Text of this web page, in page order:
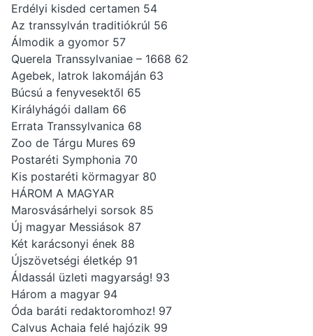
Erdélyi kisded certamen 54
Az transsylván traditiókrúl 56
Álmodik a gyomor 57
Querela Transsylvaniae – 1668 62
Agebek, latrok lakomáján 63
Búcsú a fenyvesektől 65
Királyhágói dallam 66
Errata Transsylvanica 68
Zoo de Tárgu Mures 69
Postaréti Symphonia 70
Kis postaréti körmagyar 80
HÁROM A MAGYAR
Marosvásárhelyi sorsok 85
Új magyar Messiások 87
Két karácsonyi ének 88
Újszövetségi életkép 91
Áldassál üzleti magyarság! 93
Három a magyar 94
Óda baráti redaktoromhoz! 97
Calvus Achaia felé hajózik 99